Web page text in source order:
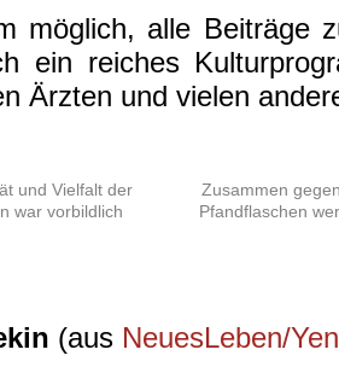
möglich, alle Beiträge
ein reiches
Ärzten und vielen
und Vielfalt der
war vorbildlich
Zusammen
Pfandflaschen
(aus NeuesLeben/